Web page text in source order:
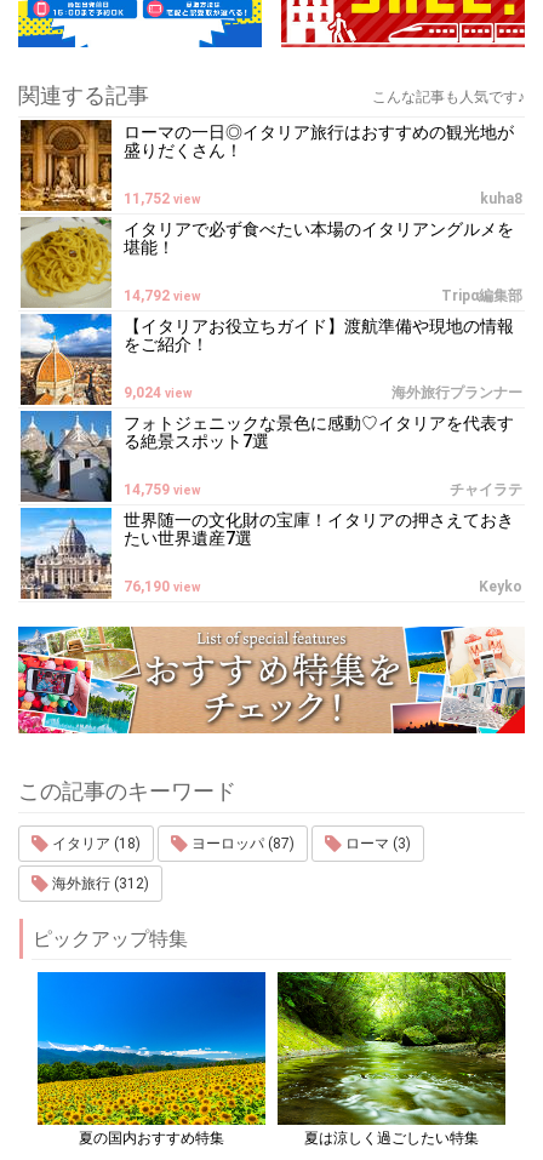
関連する記事 こんな記事も人気です♪
ローマの一日◎イタリア旅行はおすすめの観光地が
盛りだくさん！
kuha8
11,752 view
イタリアで必ず食べたい本場のイタリアングルメを
堪能！
Tripα編集部
14,792 view
【イタリアお役立ちガイド】渡航準備や現地の情報
をご紹介！
海外旅行プランナー
9,024 view
フォトジェニックな景色に感動♡イタリアを代表す
る絶景スポット7選
チャイラテ
14,759 view
世界随一の文化財の宝庫！イタリアの押さえておき
たい世界遺産7選
Keyko
76,190 view
この記事のキーワード
イタリア (18) ヨーロッパ (87) ローマ (3)
海外旅行 (312)
ピックアップ特集
夏の国内おすすめ特集 夏は涼しく過ごしたい特集